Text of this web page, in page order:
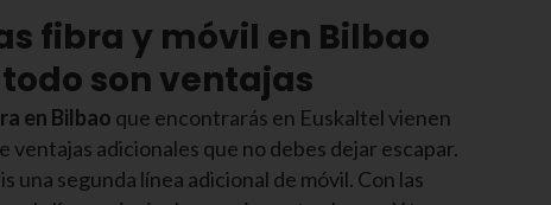
fibra y móvil en Bilbao
son ventajas
en Bilbao que encontrarás en Euskaltel vienen
ventajas adicionales que no debes dejar escapar.
una segunda línea adicional de móvil. Con las